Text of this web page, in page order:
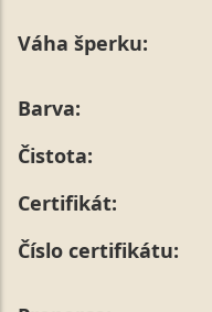
sdělit během jejího
Pro sdělení skladové
Váha šperku:
Barva:
Čistota:
Certifikát:
Číslo certifikátu: